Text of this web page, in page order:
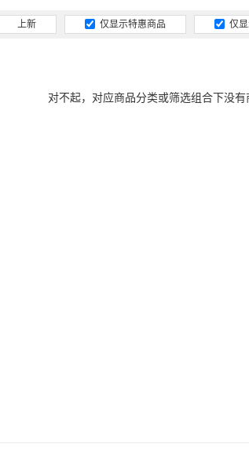
上新 仅显示特惠商品 仅
对不起，对应商品分类或筛选组合下没有